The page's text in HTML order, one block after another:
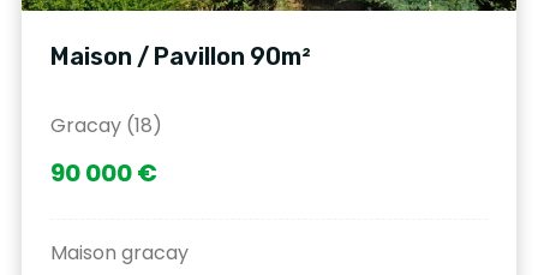
Maison / Pavillon 90m²
Gracay (18)
90 000 €
Maison gracay